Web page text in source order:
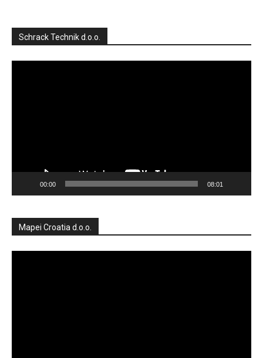
Schrack Technik d.o.o.
00:00 08:01
Mapei Croatia d.o.o.